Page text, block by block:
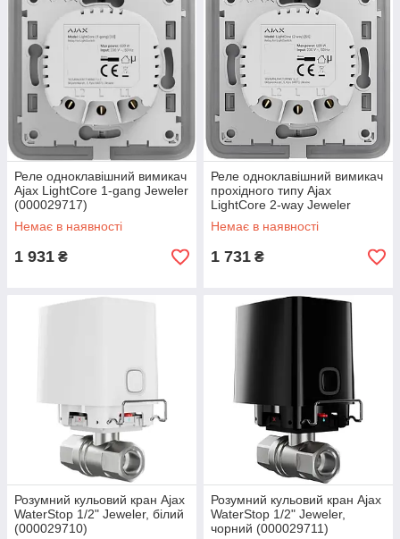
Реле одноклавішний вимикач
Ajax LightCore 1-gang Jeweler
(000029717)
Немає в наявності
1 931 ₴
Реле одноклавішний вимикач
прохідного типу Ajax
LightCore 2-way Jeweler
(000029719)
Немає в наявності
1 731 ₴
Розумний кульовий кран Ajax
WaterStop 1/2" Jeweler, білий
(000029710)
Розумний кульовий кран Ajax
WaterStop 1/2" Jeweler,
чорний (000029711)